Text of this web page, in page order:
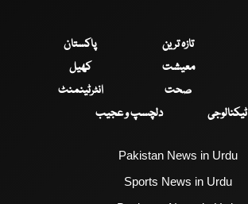
تازہ ترین
پاکستان
معیشت
کھیل
صحت
انٹرٹینمنٹ
ٹیکنالوجی
دلچسپ و عجیب
Pakistan News in Urdu
Sports News in Urdu